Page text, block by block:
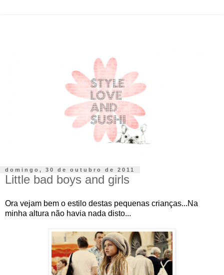
domingo, 30 de outubro de 2011
Little bad boys and girls
Ora vejam bem o estilo destas pequenas crianças...Na
minha altura não havia nada disto...